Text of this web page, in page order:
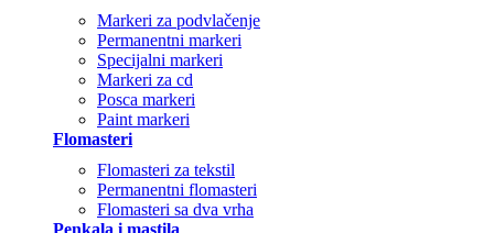
Markeri za podvlačenje
Permanentni markeri
Specijalni markeri
Markeri za cd
Posca markeri
Paint markeri
Flomasteri
Flomasteri za tekstil
Permanentni flomasteri
Flomasteri sa dva vrha
Penkala i mastila